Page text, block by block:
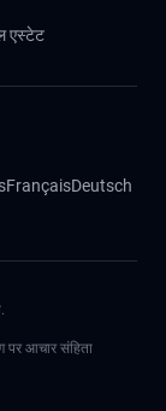
एस्टेट
FrançaisDeutsch
पर आचार संहिता